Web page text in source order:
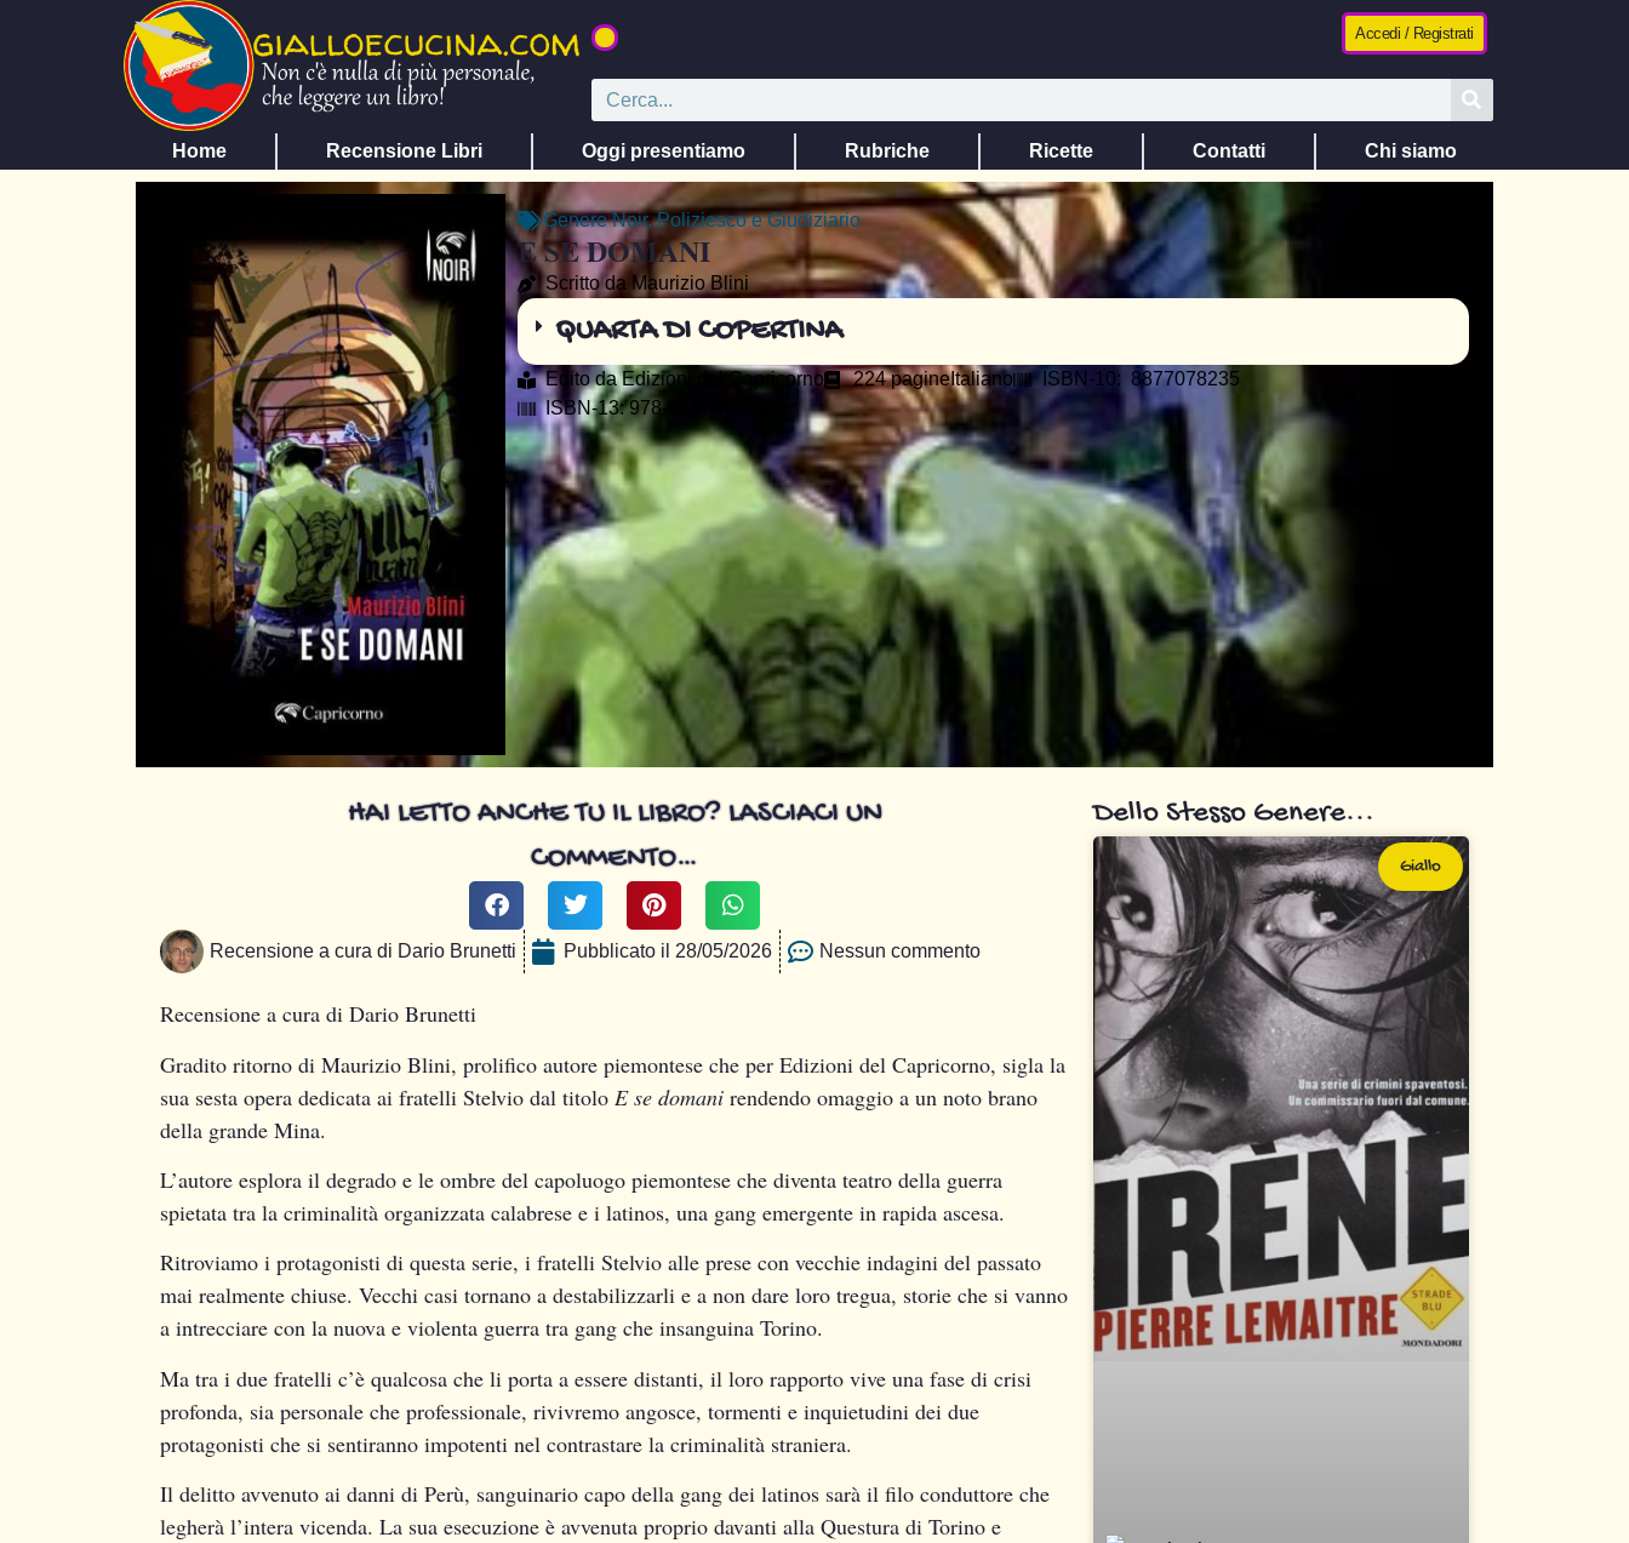
Accedi / Registrati
Home Recensione Libri Oggi presentiamo Rubriche Ricette Contatti Chi siamo
Genere Noir,Poliziesco e Giudiziario
E SE DOMANI
Scritto da Maurizio Blini
QUARTA DI COPERTINA
Edito daEdizioni del Capricorno 224 pagineItaliano
ISBN-10: ‎ 8877078235
ISBN-13: 978-8877078230
HAI LETTO ANCHE TU IL LIBRO? LASCIACI UN
COMMENTO…
Recensione a cura di Dario Brunetti Pubblicato il 28/05/2026 Nessun commento
Recensione a cura di Dario Brunetti
Gradito ritorno di Maurizio Blini, prolifico autore piemontese che per Edizioni del Capricorno, sigla la
sua sesta opera dedicata ai fratelli Stelvio dal titolo E se domani rendendo omaggio a un noto brano
della grande Mina.
L’autore esplora il degrado e le ombre del capoluogo piemontese che diventa teatro della guerra
spietata tra la criminalità organizzata calabrese e i latinos, una gang emergente in rapida ascesa.
Ritroviamo i protagonisti di questa serie, i fratelli Stelvio alle prese con vecchie indagini del passato
mai realmente chiuse. Vecchi casi tornano a destabilizzarli e a non dare loro tregua, storie che si vanno
a intrecciare con la nuova e violenta guerra tra gang che insanguina Torino.
Ma tra i due fratelli c’è qualcosa che li porta a essere distanti, il loro rapporto vive una fase di crisi
profonda, sia personale che professionale, rivivremo angosce, tormenti e inquietudini dei due
protagonisti che si sentiranno impotenti nel contrastare la criminalità straniera.
Il delitto avvenuto ai danni di Perù, sanguinario capo della gang dei latinos sarà il filo conduttore che
legherà l’intera vicenda. La sua esecuzione è avvenuta proprio davanti alla Questura di Torino e
Dello Stesso Genere...
Giallo